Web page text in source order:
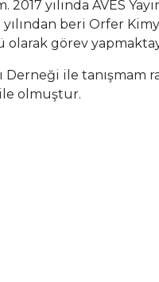
2017 yılında AVES
yılından beri Orfer
görev
Derneği ile tanışmam
olmuştur.